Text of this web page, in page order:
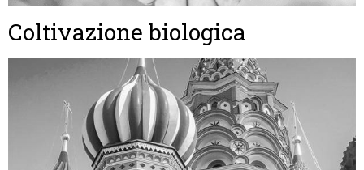
Coltivazione biologica